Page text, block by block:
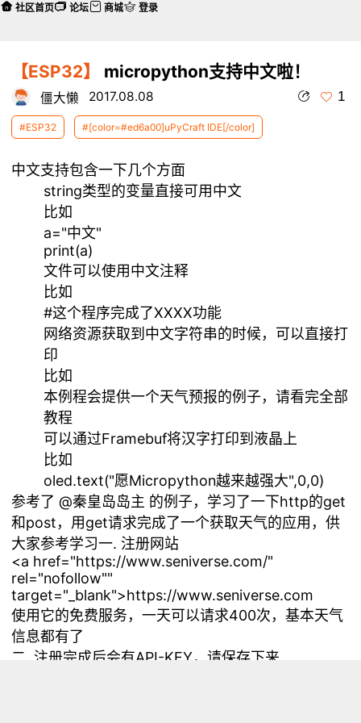
【ESP32】 micropython支持中文啦！
僵大懒 2017.08.08 1
#ESP32 #[color=#ed6a00]uPyCraft IDE[/color]
中文支持包含一下几个方面
string类型的变量直接可用中文
比如
a="中文"
print(a)
文件可以使用中文注释
比如
#这个程序完成了XXXX功能
网络资源获取到中文字符串的时候，可以直接打
印
比如
本例程会提供一个天气预报的例子，请看完全部
教程
可以通过Framebuf将汉字打印到液晶上
比如
oled.text("愿Micropython越来越强大",0,0)
参考了 @秦皇岛岛主 的例子，学习了一下http的get
和post，用get请求完成了一个获取天气的应用，供
大家参考学习一. 注册网站
<a href="https://www.seniverse.com/"
rel="nofollow""
target="_blank">https://www.seniverse.com
使用它的免费服务，一天可以请求400次，基本天气
信息都有了
二. 注册完成后会有API-KEY，请保存下来
社区首页 论坛 商城 登录